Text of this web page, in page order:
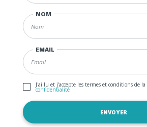
NOM
EMAIL
J'ai lu et j'accepte les termes et conditions de la
confidentialité